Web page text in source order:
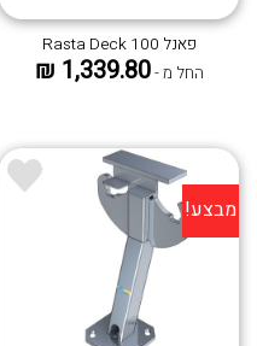
פאנל Rasta Deck 100
החל מ -1,339.80
₪
מבצע!